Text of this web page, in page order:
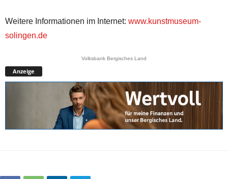
Weitere Informationen im Internet: www.kunstmuseum-
solingen.de
Volksbank Bergisches Land
Anzeige